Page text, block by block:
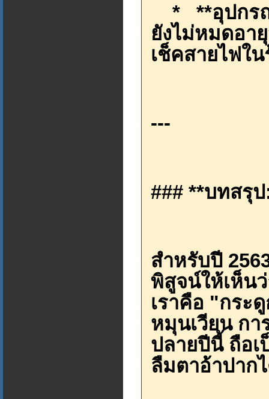
* **อุปกรณ์
ยังไม่หมดอา
เช็คสายไฟใ
---
### **บทสรุ
สำหรับปี
พิสูจน์ให้เห็น
เราคือ "กระ
หมุนเวียน ก
ปลายปีนี้ ถือเ
ลืมตาอ้าปาก